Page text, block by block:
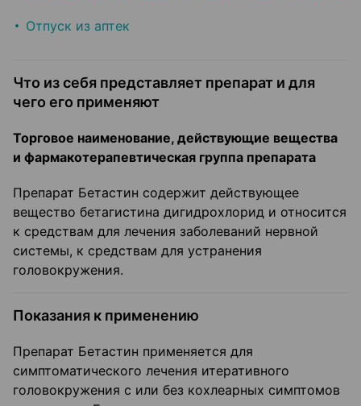
Отпуск из аптек
Что из себя представляет препарат и для
чего его применяют
Торговое наименование, действующие вещества
и фармакотерапевтическая группа препарата
Препарат Бетастин содержит действующее
вещество бетагистина дигидрохлорид и относится
к средствам для лечения заболеваний нервной
системы, к средствам для устранения
головокружения.
Показания к применению
Препарат Бетастин применяется для
симптоматического лечения итеративного
головокружения с или без кохлеарных симптомов